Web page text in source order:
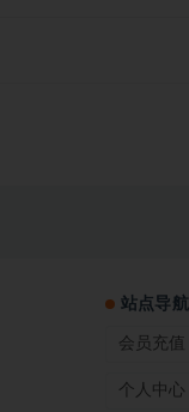
站点导航
会员充值
个人中心